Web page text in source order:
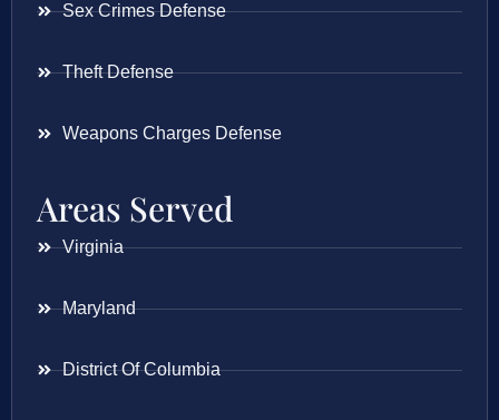
Sex Crimes Defense
Theft Defense
Weapons Charges Defense
Areas Served
Virginia
Maryland
District Of Columbia